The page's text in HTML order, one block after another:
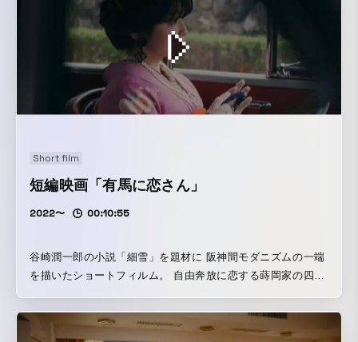
性を見つめた作品です。 主演：澁谷 麻美、高村 夢叶。脚
本：伊藤希紗 企画・監督・編集を担当。
Short film
短編映画「有馬に恋さん」
2022〜 00:10:55
谷崎潤一郎の小説「細雪」を題材に 阪神間モダニズムの一端
を描いたショートフィルム。 自由奔放に恋する蒔岡家の四
いています。 デートシーンは「倚松庵」(旧谷崎潤一郎邸)や
原作にも登場する「ホテル花小宿」などで撮影され、ナチュ